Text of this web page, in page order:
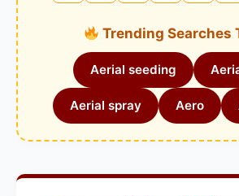
Trending Searches
Aerial seeding
Aerial spray Aero